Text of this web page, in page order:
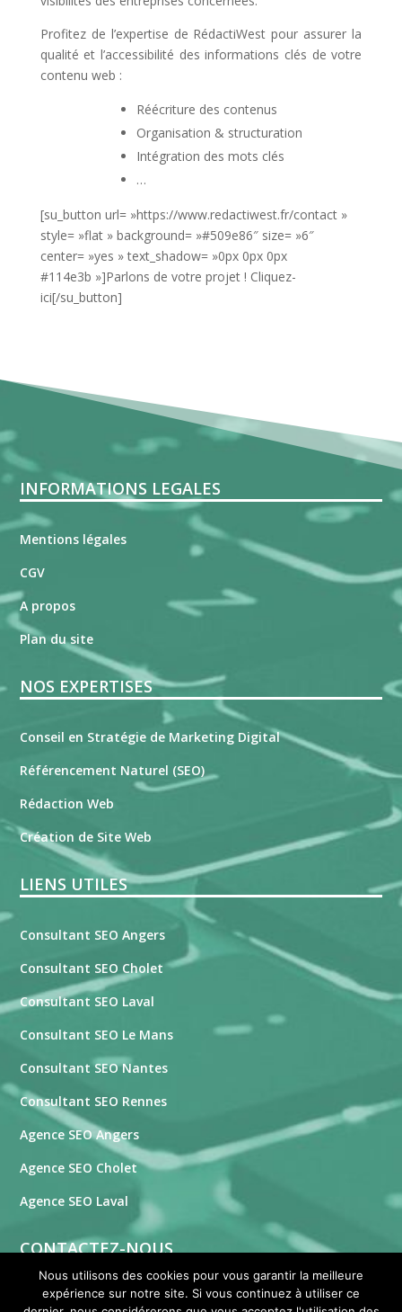
Profitez de l’expertise de RédactiWest pour assurer la
qualité et l’accessibilité des informations clés de votre
contenu web :
Réécriture des contenus
Organisation & structuration
Intégration des mots clés
…
[su_button url= »https://www.redactiwest.fr/contact »
style= »flat » background= »#509e86″ size= »6″
center= »yes » text_shadow= »0px 0px 0px
#114e3b »]Parlons de votre projet ! Cliquez-
ici[/su_button]
INFORMATIONS LEGALES
Mentions légales
CGV
A propos
Plan du site
NOS EXPERTISES
Conseil en Stratégie de Marketing Digital
Référencement Naturel (SEO)
Rédaction Web
Création de Site Web
LIENS UTILES
Consultant SEO Angers
Consultant SEO Cholet
Consultant SEO Laval
Consultant SEO Le Mans
Consultant SEO Nantes
Consultant SEO Rennes
Agence SEO Angers
Agence SEO Cholet
Agence SEO Laval
CONTACTEZ-NOUS
Formulaire de contact
Nous utilisons des cookies pour vous garantir la meilleure
expérience sur notre site. Si vous continuez à utiliser ce